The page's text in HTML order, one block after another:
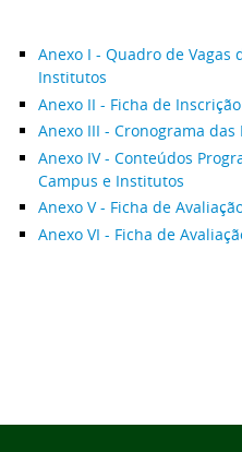
Anexo I - Quadro de
Institutos
Anexo II - Ficha de Inscrição
Anexo III - Cronograma das
Anexo IV - Conteúdos
Campus e Institutos
Anexo V - Ficha de
Anexo VI - Ficha de